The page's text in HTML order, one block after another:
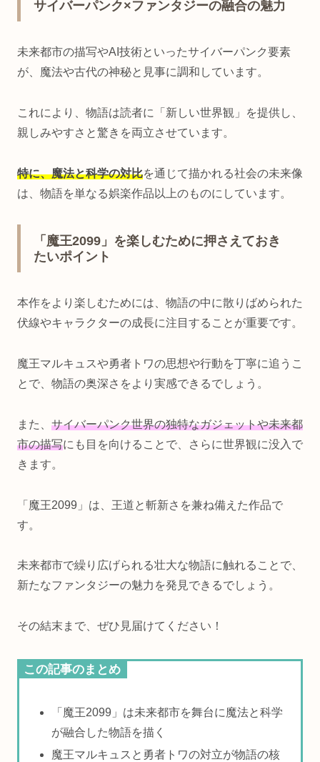
サイバーパンク×ファンタジーの融合の魅力
未来都市の描写やAI技術といったサイバーパンク要素
が、魔法や古代の神秘と見事に調和しています。
これにより、物語は読者に「新しい世界観」を提供し、
親しみやすさと驚きを両立させています。
特に、魔法と科学の対比を通じて描かれる社会の未来像
は、物語を単なる娯楽作品以上のものにしています。
「魔王2099」を楽しむために押さえておき
たいポイント
本作をより楽しむためには、物語の中に散りばめられた
伏線やキャラクターの成長に注目することが重要です。
魔王マルキュスや勇者トワの思想や行動を丁寧に追うこ
とで、物語の奥深さをより実感できるでしょう。
また、 サイバーパンク世界の独特なガジェットや未来都
市の描写にも目を向けることで、さらに世界観に没入で
きます。
「魔王2099」は、王道と斬新さを兼ね備えた作品で
す。
未来都市で繰り広げられる壮大な物語に触れることで、
新たなファンタジーの魅力を発見できるでしょう。
その結末まで、ぜひ見届けてください！
この記事のまとめ
「魔王2099」は未来都市を舞台に魔法と科学
が融合した物語を描く
魔王マルキュスと勇者トワの対立が物語の核